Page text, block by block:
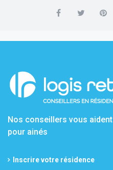
Nos conseillers vous
pour ainés
Inscrire votre résidence